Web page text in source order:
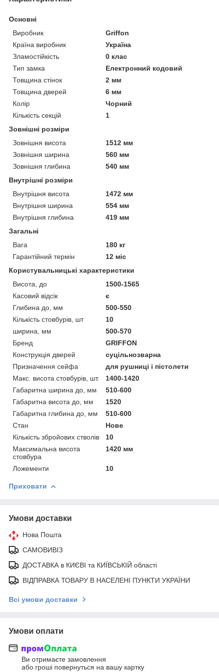
Основні
Виробник
Griffon
Країна виробник
Україна
Зламостійкість
0 клас
Тип замка
Електронний кодовий
Товщина стінок
2 мм
Товщина дверей
6 мм
Колір
Чорний
Кількість секцій
1
Зовнішні розміри
Зовнішня висота
1512 мм
Зовнішня ширина
560 мм
Зовнішня глибина
540 мм
Внутрішні розміри
Внутрішня висота
1472 мм
Внутрішня ширина
554 мм
Внутрішня глибина
419 мм
Загальні
Вага
180 кг
Гарантійний термін
12 міс
Користувальницькі характеристики
Висота, до
1500-1565
Касовий відсік
є
Глибина до, мм
500-550
Кількість стовбурів, шт
10
ширина, мм
500-570
Бренд
GRIFFON
Конструкція дверей
суцільнозварна
Призначення сейфа
для рушниці і пістолети
Макс. висота стовбурів, шт.
1400-1420
Габаритна ширина до, мм
510-600
Габаритна висота до, мм
1520
Габаритна глибина до, мм
510-600
Стан
Нове
Кількість збройових стволів
10
Максимальна висота
стовбура
1420 мм
Ложементи 10
Приховати
Умови доставки
Нова Пошта
САМОВИВІЗ
ДОСТАВКА в КИЄВІ та КИЇВСЬКІЙ області
ВІДПРАВКА ТОВАРУ В НАСЕЛЕНІ ПУНКТИ УКРАЇНИ
Всі умови доставки
Умови оплати
Ви отримаєте замовлення
або гроші повернуться на вашу картку